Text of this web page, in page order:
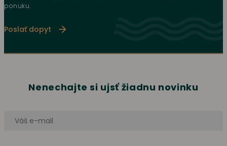
ponuku.
Poslať dopyt
Nenechajte si ujsť žiadnu novinku